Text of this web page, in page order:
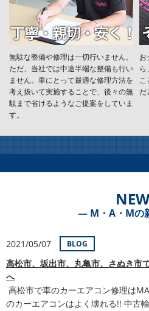
無駄な整備や修理は一切行いません。
ただ、当社では中途半端な整備も行い
ません。車にとって最適な修理方法を
考え抜いて実施することで、後々の無
駄まで省けるようなご提案をしていま
す。
お
だ
― M・A・Mの
2021/05/07 BLOG
高松市、坂出市、丸亀市、さぬき市
へ
高松市で車のカーエアコン修理は
のカーエアコンはよく壊れる!! 中古